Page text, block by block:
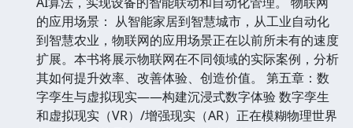
的应用场景： 从智能家居到智慧城市，从工业自动化
到智慧农业，物联网的应用场景正在以前所未有的速度
扩展。本书将展示物联网在不同领域的实际案例，分析
其如何提升效率、改善体验、创造价值。 第五章：数
字孪生与虚拟现实——构建沉浸式数字体验 数字孪生
和虚拟现实（VR）/增强现实（AR）正在模糊物理世界